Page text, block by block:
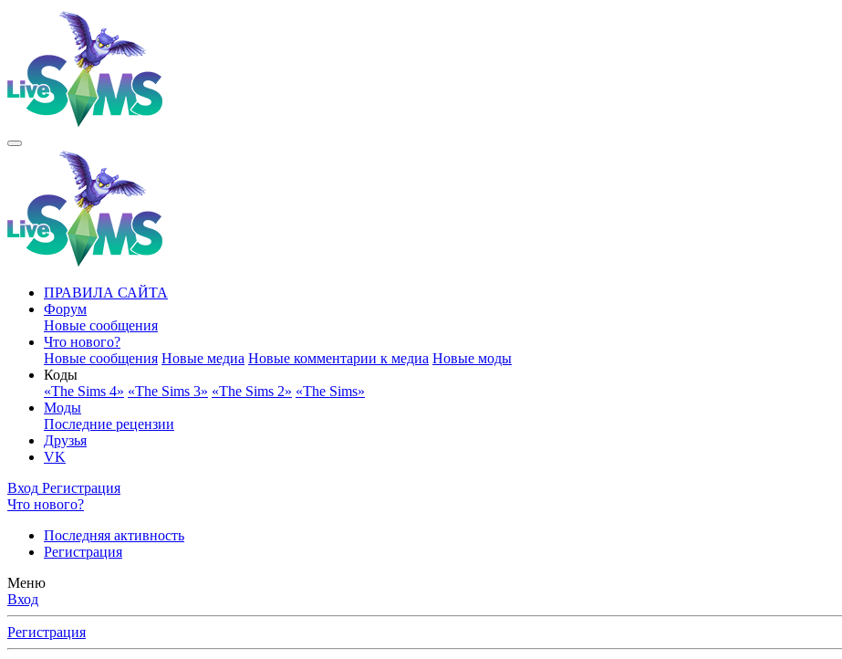
ПРАВИЛА САЙТА
Форум
Новые сообщения
Что нового?
Новые сообщения Новые медиа Новые комментарии к медиа Новые моды
Коды
«The Sims 4» «The Sims 3» «The Sims 2» «The Sims»
Моды
Последние рецензии
Друзья
VK
Вход Регистрация
Что нового?
Последняя активность
Регистрация
Меню
Вход
Регистрация